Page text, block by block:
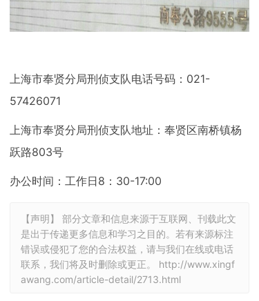
上海市奉贤分局刑侦支队电话号码：021-
57426071
上海市奉贤分局刑侦支队地址：奉贤区南桥镇杨
跃路803号
办公时间：工作日8：30-17:00
【声明】 部分文章和信息来源于互联网、刊载此文
是出于传递更多信息和学习之目的。若有来源标注
错误或侵犯了您的合法权益，请与我们在线或电话
联系，我们将及时删除或更正。 http://www.xingf
awang.com/article-detail/2713.html